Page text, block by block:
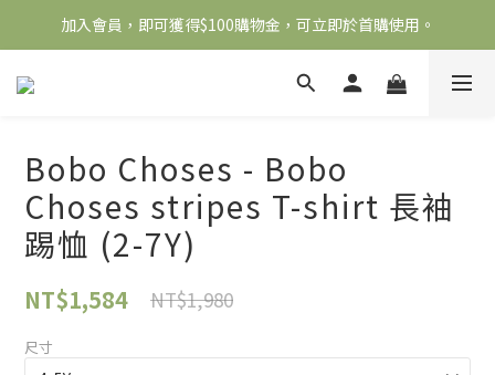
全館滿2000免運
加入會員，即可獲得$100購物金，可立即於首購使用。
滿5000送500購物金，滿8000送800購物金
Bobo Choses - Bobo
Choses stripes T-shirt 長袖
踢恤 (2-7Y)
NT$1,584 NT$1,980
尺寸